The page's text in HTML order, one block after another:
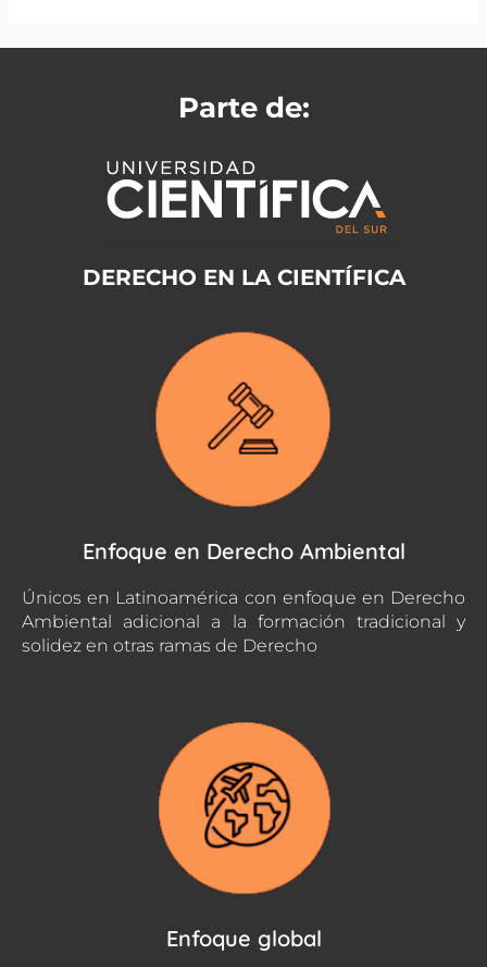
Parte de:
DERECHO EN LA CIENTÍFICA
Enfoque en Derecho Ambiental
Únicos en Latinoamérica con enfoque en Derecho
Ambiental adicional a la formación tradicional y
solidez en otras ramas de Derecho
Enfoque global